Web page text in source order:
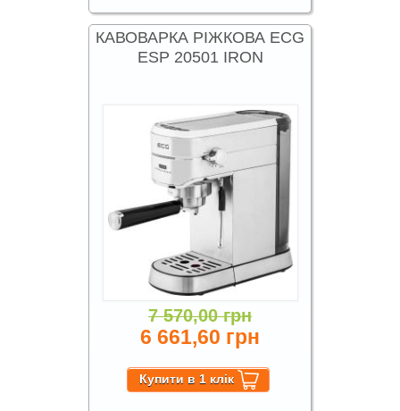
КАВОВАРКА РІЖКОВА ECG
ESP 20501 IRON
7 570,00 грн
6 661,60 грн